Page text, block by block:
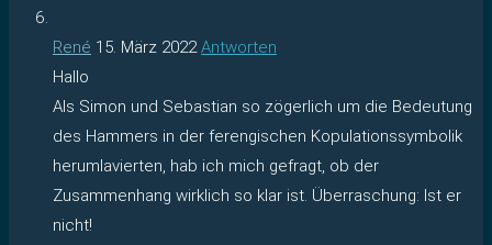
René 15. März 2022 Antworten
Hallo
Als Simon und Sebastian so zögerlich um die Bedeutung
des Hammers in der ferengischen Kopulationssymbolik
herumlavierten, hab ich mich gefragt, ob der
Zusammenhang wirklich so klar ist. Überraschung: Ist er
nicht!